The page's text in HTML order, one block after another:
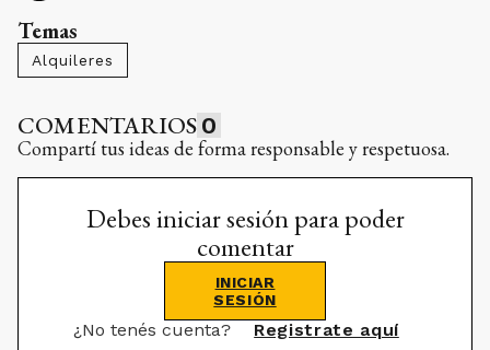
Temas
Alquileres
COMENTARIOS 0
Compartí tus ideas de forma responsable y respetuosa.
Debes iniciar sesión para poder
comentar
INICIAR
SESIÓN
¿No tenés cuenta? Registrate aquí